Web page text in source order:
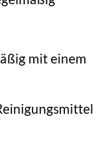
mit einem